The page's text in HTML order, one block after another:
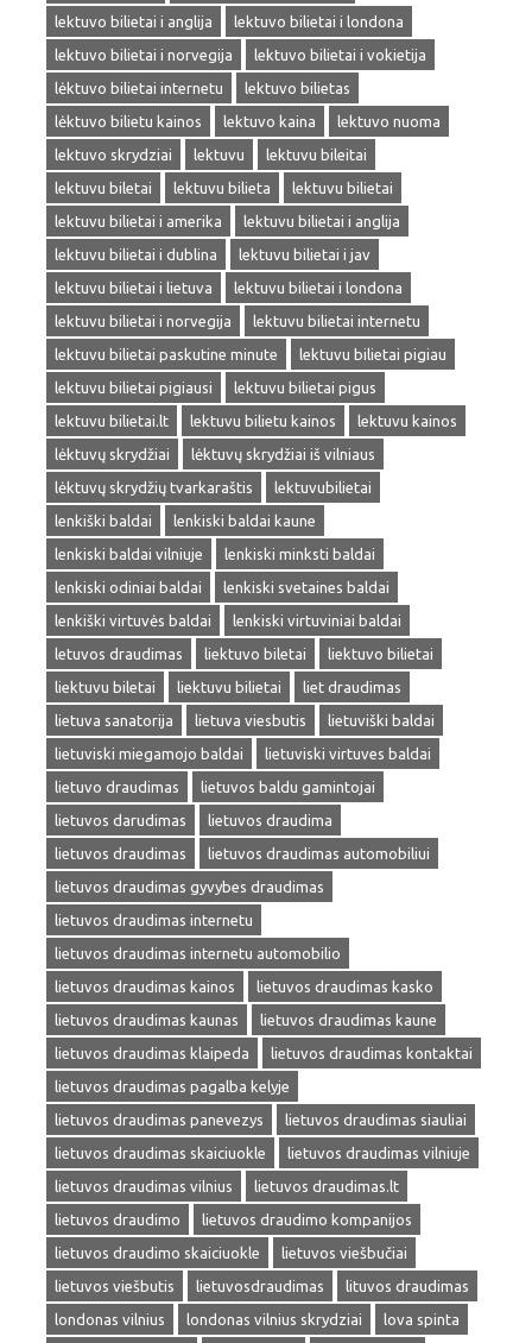
lektuvo bilietai i anglija
lektuvo bilietai i londona
lektuvo bilietai i norvegija
lektuvo bilietai i vokietija
lėktuvo bilietai internetu
lektuvo bilietas
lėktuvo bilietu kainos
lektuvo kaina
lektuvo nuoma
lektuvo skrydziai
lektuvu
lektuvu bileitai
lektuvu biletai
lektuvu bilieta
lektuvu bilietai
lektuvu bilietai i amerika
lektuvu bilietai i anglija
lektuvu bilietai i dublina
lektuvu bilietai i jav
lektuvu bilietai i lietuva
lektuvu bilietai i londona
lektuvu bilietai i norvegija
lektuvu bilietai internetu
lektuvu bilietai paskutine minute
lektuvu bilietai pigiau
lektuvu bilietai pigiausi
lektuvu bilietai pigus
lektuvu bilietai.lt
lektuvu bilietu kainos
lektuvu kainos
lėktuvų skrydžiai
lėktuvų skrydžiai iš vilniaus
lėktuvų skrydžių tvarkaraštis
lektuvubilietai
lenkiški baldai
lenkiski baldai kaune
lenkiski baldai vilniuje
lenkiski minksti baldai
lenkiski odiniai baldai
lenkiski svetaines baldai
lenkiški virtuvės baldai
lenkiski virtuviniai baldai
letuvos draudimas
liektuvo biletai
liektuvo bilietai
liektuvu biletai
liektuvu bilietai
liet draudimas
lietuva sanatorija
lietuva viesbutis
lietuviški baldai
lietuviski miegamojo baldai
lietuviski virtuves baldai
lietuvo draudimas
lietuvos baldu gamintojai
lietuvos darudimas
lietuvos draudima
lietuvos draudimas
lietuvos draudimas automobiliui
lietuvos draudimas gyvybes draudimas
lietuvos draudimas internetu
lietuvos draudimas internetu automobilio
lietuvos draudimas kainos
lietuvos draudimas kasko
lietuvos draudimas kaunas
lietuvos draudimas kaune
lietuvos draudimas klaipeda
lietuvos draudimas kontaktai
lietuvos draudimas pagalba kelyje
lietuvos draudimas panevezys
lietuvos draudimas siauliai
lietuvos draudimas skaiciuokle
lietuvos draudimas vilniuje
lietuvos draudimas vilnius
lietuvos draudimas.lt
lietuvos draudimo
lietuvos draudimo kompanijos
lietuvos draudimo skaiciuokle
lietuvos viešbučiai
lietuvos viešbutis
lietuvosdraudimas
lituvos draudimas
londonas vilnius
londonas vilnius skrydziai
lova spinta